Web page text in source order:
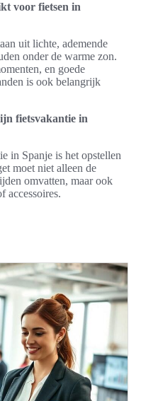
voor fietsen in
uit lichte, ademende
onder de warme zon.
en goede
is ook belangrijk
fietsvakantie in
in Spanje is het opstellen
moet niet alleen de
omvatten, maar ook
accessoires.